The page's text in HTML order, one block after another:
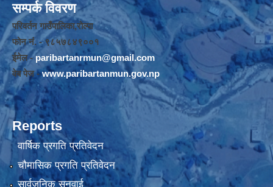
सम्पर्क विवरण
परिवर्तन गाउँपालिका,रोल्पा
फोन नंं. - ९८५७८४९००१
ईमेल -paribartanrmun@gmail.com
वेब पेज -www.paribartanmun.gov.np
Reports
वार्षिक प्रगति प्रतिवेदन
चौमासिक प्रगति प्रतिवेदन
सार्वजनिक सुनुवाई